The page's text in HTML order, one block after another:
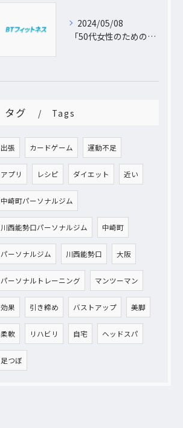
2024/05/08
「50代女性のためのパーソナルトレーニング！運動不足から脱出し、理想の体型を手に入れよう」
タグ Tags
出張 カードゲーム 運動不足
アプリ レシピ ダイエット 近い
中崎町パーソナルジム
川西能勢口パーソナルジム 中崎町
パーソナルジム 川西能勢口 大阪
パーソナルトレーニング マンツーマン
効果 引き締め バストアップ 美脚
柔軟 リハビリ 自宅 ヘッドスパ
足つぼ